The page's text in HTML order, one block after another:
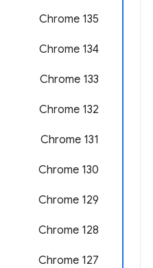
Chrome 135
‫Chrome 134
‫Chrome 133
‫Chrome 132
Chrome 131
Chrome 130
Chrome 129
‫Chrome 128
Chrome 127